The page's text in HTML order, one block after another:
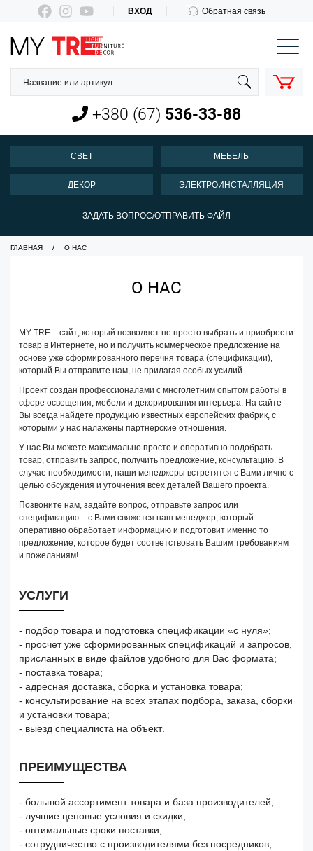
ВХОД Обратная связь
О нас
Оплата и доставка
Контакты
+380 (67)536-33-88
КОРЗИНА
+380 (67) 536-33-88
СВЕТ МЕБЕЛЬ
ДЕКОР ЭЛЕКТРОИНСТАЛЛЯЦИЯ
ЗАДАТЬ ВОПРОС/ОТПРАВИТЬ ФАЙЛ
ГЛАВНАЯ О НАС
О НАС
MY TRE – сайт, который позволяет не просто выбрать и приобрести
товар в Интернете, но и получить коммерческое предложение на
основе уже сформированного перечня товара (спецификации),
который Вы отправите нам, не прилагая особых усилий.
Проект создан профессионалами с многолетним опытом работы в
сфере освещения, мебели и декорирования интерьера. На сайте
Вы всегда найдете продукцию известных европейских фабрик, с
которыми у нас налажены партнерские отношения.
У нас Вы можете максимально просто и оперативно подобрать
товар, отправить запрос, получить предложение, консультацию. В
случае необходимости, наши менеджеры встретятся с Вами лично с
целью обсуждения и уточнения всех деталей Вашего проекта.
Позвоните нам, задайте вопрос, отправьте запрос или
спецификацию – с Вами свяжется наш менеджер, который
оперативно обработает информацию и подготовит именно то
предложение, которое будет соответствовать Вашим требованиям
и пожеланиям!
УСЛУГИ
- подбор товара и подготовка спецификации «с нуля»;
- просчет уже сформированных спецификаций и запросов,
присланных в виде файлов удобного для Вас формата;
- поставка товара;
- адресная доставка, сборка и установка товара;
- консультирование на всех этапах подбора, заказа, сборки
и установки товара;
- выезд специалиста на объект.
ПРЕИМУЩЕСТВА
- большой ассортимент товара и база производителей;
- лучшие ценовые условия и скидки;
- оптимальные сроки поставки;
- сотрудничество с производителями без посредников;